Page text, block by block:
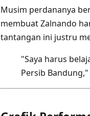
Musim perdananya
membuat Zalnando
tantangan ini justru
"Saya harus
Persib